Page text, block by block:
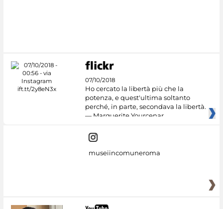
07/10/2018
Ho cercato la libertà più che la
potenza, e quest'ultima soltanto
perché, in parte, secondava la libertà.
— Marguerite Yourcenar
museiincomuneroma